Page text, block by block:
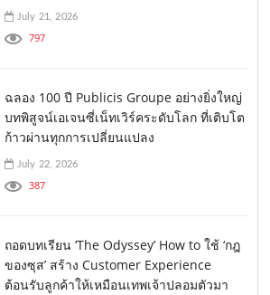
July 21, 2026
797
ฉลอง 100 ปี Publicis Groupe อย่างยิ่งใหญ่
บทพิสูจน์เอเจนซี่เน็ทเวิร์คระดับโลก ที่เติบโต
ก้าวผ่านทุกการเปลี่ยนแปลง
July 22, 2026
387
ถอดบทเรียน ‘The Odyssey’ How to ใช้ ‘กฎ
ของซุส’ สร้าง Customer Experience
ต้อนรับลูกค้าให้เหมือนเทพเจ้าปลอมตัวมา